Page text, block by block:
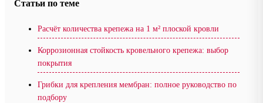
Статьи по теме
Расчёт количества крепежа на 1 м² плоской кровли
Коррозионная стойкость кровельного крепежа: выбор
покрытия
Грибки для крепления мембран: полное руководство по
подбору